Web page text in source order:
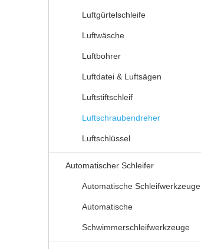
Luftgürtelschleife
Luftwäsche
Luftbohrer
Luftdatei & Luftsägen
Luftstiftschleif
Luftschraubendreher
Luftschlüssel
Automatischer Schleifer
Automatische Schleifwerkzeuge
Automatische
Schwimmerschleifwerkzeuge